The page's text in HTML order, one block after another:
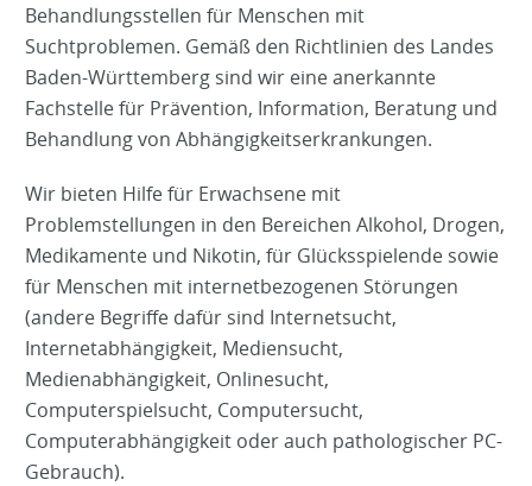
Behandlungsstellen für Menschen mit
Suchtproblemen. Gemäß den Richtlinien des Landes
Baden-Württemberg sind wir eine anerkannte
Fachstelle für Prävention, Information, Beratung und
Behandlung von Abhängigkeitserkrankungen.
Wir bieten Hilfe für Erwachsene mit
Problemstellungen in den Bereichen Alkohol, Drogen,
Medikamente und Nikotin, für Glücksspielende sowie
für Menschen mit internetbezogenen Störungen
(andere Begriffe dafür sind Internetsucht,
Internetabhängigkeit, Mediensucht,
Medienabhängigkeit, Onlinesucht,
Computerspielsucht, Computersucht,
Computerabhängigkeit oder auch pathologischer PC-
Gebrauch).